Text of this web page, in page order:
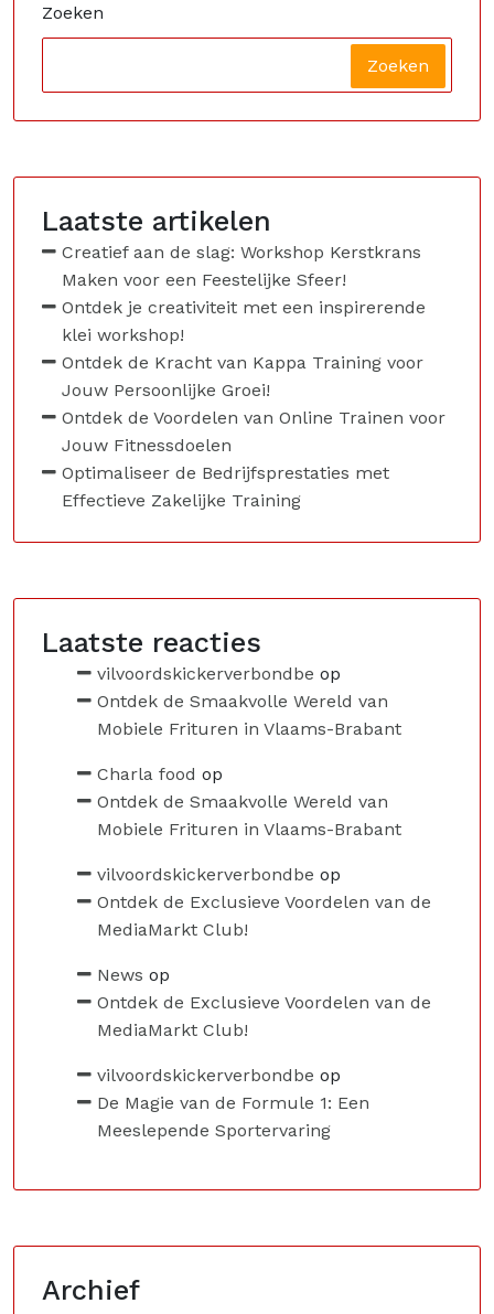
Zoeken
Zoeken
Laatste artikelen
Creatief aan de slag: Workshop Kerstkrans
Maken voor een Feestelijke Sfeer!
Ontdek je creativiteit met een inspirerende
klei workshop!
Ontdek de Kracht van Kappa Training voor
Jouw Persoonlijke Groei!
Ontdek de Voordelen van Online Trainen voor
Jouw Fitnessdoelen
Optimaliseer de Bedrijfsprestaties met
Effectieve Zakelijke Training
Laatste reacties
vilvoordskickerverbondbe op
Ontdek de Smaakvolle Wereld van
Mobiele Frituren in Vlaams-Brabant
Charla food op
Ontdek de Smaakvolle Wereld van
Mobiele Frituren in Vlaams-Brabant
vilvoordskickerverbondbe op
Ontdek de Exclusieve Voordelen van de
MediaMarkt Club!
News op
Ontdek de Exclusieve Voordelen van de
MediaMarkt Club!
vilvoordskickerverbondbe op
De Magie van de Formule 1: Een
Meeslepende Sportervaring
Archief